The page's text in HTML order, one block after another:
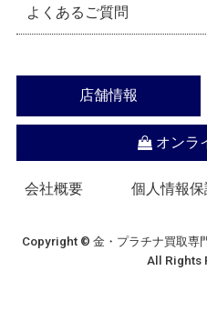
よくあるご質問
店舗情報
オンラ
会社概要 個人情報
Copyright © 金・プラチナ買取専
All Rights